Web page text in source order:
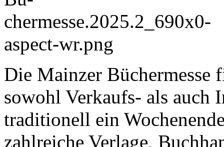
Die Mainzer Büchermesse
sowohl Verkaufs- als auch
traditionell ein
zahlreiche Verlage,